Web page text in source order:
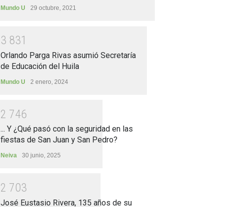
Mundo U 29 octubre, 2021
3 831
Orlando Parga Rivas asumió Secretaría
de Educación del Huila
Mundo U 2 enero, 2024
2 746
... Y ¿Qué pasó con la seguridad en las
fiestas de San Juan y San Pedro?
Neiva 30 junio, 2025
2 703
José Eustasio Rivera, 135 años de su